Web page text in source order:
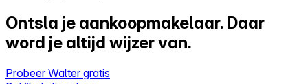
Ontsla je aankoopmakelaar. Daar
word je altijd wijzer van.
Probeer Walter gratis